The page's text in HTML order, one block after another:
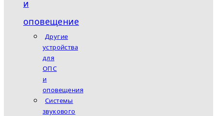
и
оповещение
Другие
устройства
для
ОПС
и
оповещения
Системы
звукового